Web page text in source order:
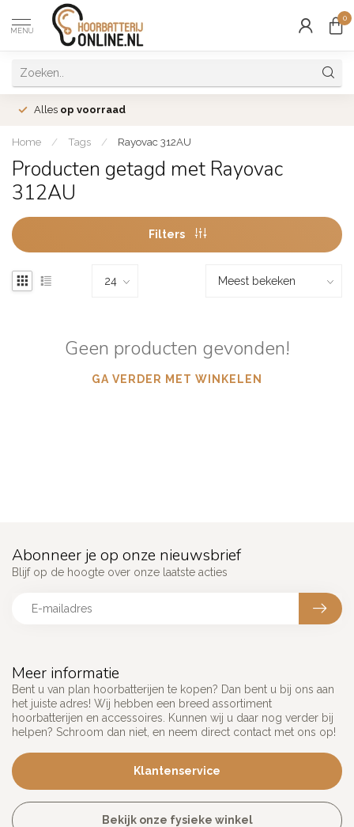
MENU
0
Alles op voorraad
Home / Tags / Rayovac 312AU
Producten getagd met Rayovac
312AU
Filters
Geen producten gevonden!
GA VERDER MET WINKELEN
Meer informatie
Bent u van plan hoorbatterijen te kopen? Dan bent u bij ons aan
het juiste adres! Wij hebben een breed assortiment
hoorbatterijen en accessoires. Kunnen wij u daar nog verder bij
helpen? Schroom dan niet, en neem direct contact met ons op!
Klantenservice
Bekijk onze fysieke winkel
Abonneer je op onze nieuwsbrief
Blijf op de hoogte over onze laatste acties